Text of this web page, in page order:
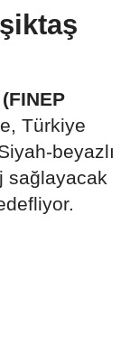
Türkiye
beyazlı
sağlayacak